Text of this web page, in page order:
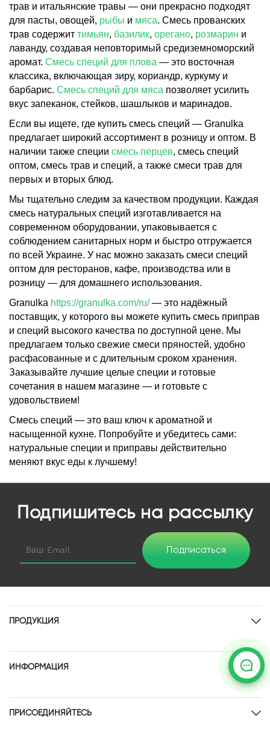
трав и итальянские травы — они прекрасно подходят
для пасты, овощей, рыбы и мяса. Смесь прованских
трав содержит тимьян, базилик, орегано, розмарин и
лаванду, создавая неповторимый средиземноморский
аромат. Смесь специй для плова — это восточная
классика, включающая зиру, кориандр, куркуму и
барбарис. Смесь специй для мяса позволяет усилить
вкус запеканок, стейков, шашлыков и маринадов.
Если вы ищете, где купить смесь специй — Granulka
предлагает широкий ассортимент в розницу и оптом. В
наличии также специи смесь перцев, смесь специй
оптом, смесь трав и специй, а также смеси трав для
первых и вторых блюд.
Мы тщательно следим за качеством продукции. Каждая
смесь натуральных специй изготавливается на
современном оборудовании, упаковывается с
соблюдением санитарных норм и быстро отгружается
по всей Украине. У нас можно заказать смеси специй
оптом для ресторанов, кафе, производства или в
розницу — для домашнего использования.
Granulka https://granulka.com/ru/— это надёжный
поставщик, у которого вы можете купить смесь приправ
и специй высокого качества по доступной цене. Мы
предлагаем только свежие смеси пряностей, удобно
расфасованные и с длительным сроком хранения.
Заказывайте лучшие целые специи и готовые
сочетания в нашем магазине — и готовьте с
удовольствием!
Смесь специй — это ваш ключ к ароматной и
насыщенной кухне. Попробуйте и убедитесь сами:
натуральные специи и приправы действительно
меняют вкус еды к лучшему!
Подпишитесь на рассылку
Подписаться
ПРОДУКЦИЯ
ИНФОРМАЦИЯ
ПРИСОЕДИНЯЙТЕСЬ